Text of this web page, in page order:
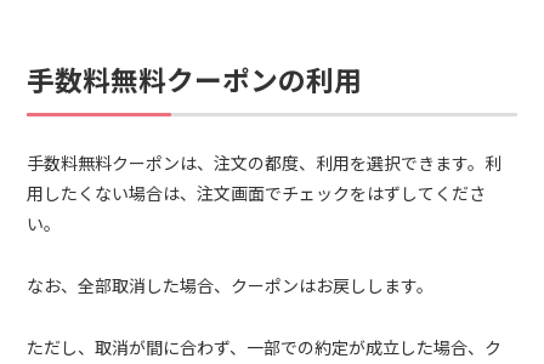
手数料無料クーポンの利用
手数料無料クーポンは、注文の都度、利用を選択できます。利
用したくない場合は、注文画面でチェックをはずしてくださ
い。
なお、全部取消した場合、クーポンはお戻しします。
ただし、取消が間に合わず、一部での約定が成立した場合、ク